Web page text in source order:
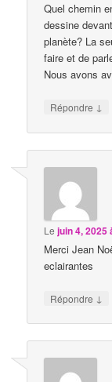
Quel chemin
dessine
planète? La
faire et de
Nous avons
Répondre ↓
Lejuin 4, 2025
Merci Jean
eclairantes
Répondre ↓